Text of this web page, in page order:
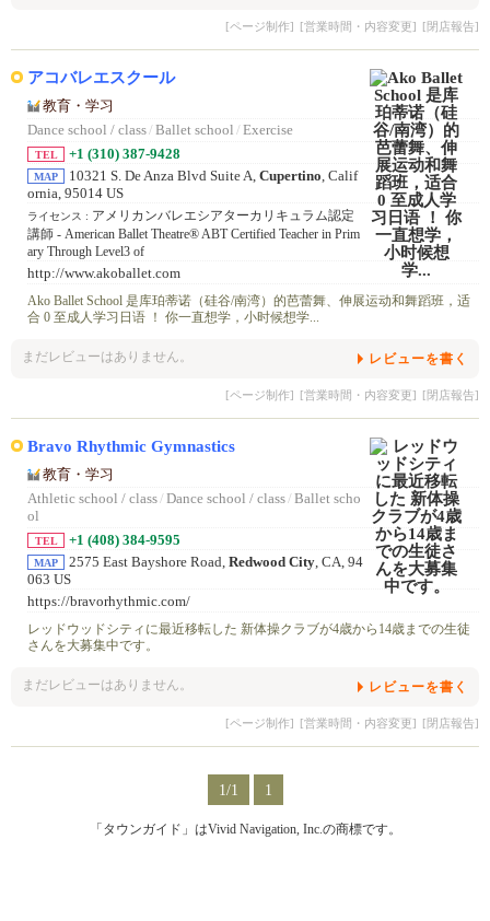
[ページ制作] [営業時間・内容変更] [閉店報告]
アコバレエスクール
教育・学习
Dance school / class/ Ballet school / Exercise
TEL +1 (310) 387-9428
MAP 10321 S. De Anza Blvd Suite A, Cupertino, Calif
ornia, 95014 US
ライセンス : アメリカンバレエシアターカリキュラム認定
講師 - American Ballet Theatre® ABT Certified Teacher in Prim
ary Through Level3 of
http://www.akoballet.com
Ako Ballet School 是库珀蒂诺（硅谷/南湾）的芭蕾舞、伸展运动和舞蹈班，适
合 0 至成人学习日语 ！ 你一直想学，小时候想学...
まだレビューはありません。 レビューを書く
[ページ制作] [営業時間・内容変更] [閉店報告]
Bravo Rhythmic Gymnastics
教育・学习
Athletic school / class/ Dance school / class/ Ballet scho
ol
TEL +1 (408) 384-9595
MAP 2575 East Bayshore Road, Redwood City, CA, 94
063 US
https://bravorhythmic.com/
レッドウッドシティに最近移転した 新体操クラブが4歳から14歳までの生徒
さんを大募集中です。
まだレビューはありません。 レビューを書く
[ページ制作] [営業時間・内容変更] [閉店報告]
1/1 1
「タウンガイド」はVivid Navigation, Inc.の商標です。